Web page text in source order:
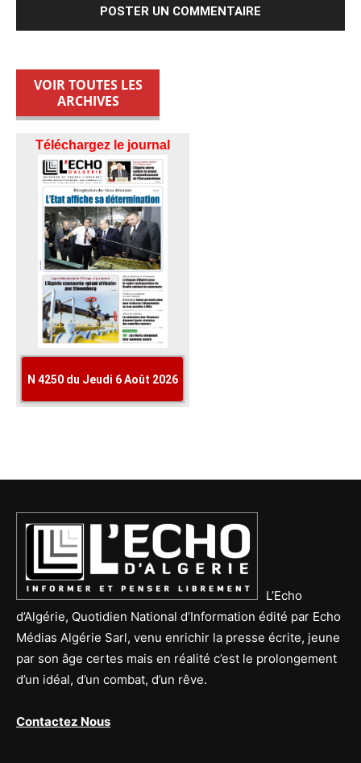
VOIR TOUTES LES
ARCHIVES
L’Echo
d’Algérie, Quotidien National d’Information édité par Echo
Médias Algérie Sarl, venu enrichir la presse écrite, jeune
par son âge certes mais en réalité c’est le prolongement
d’un idéal, d’un combat, d’un rêve.
Contactez Nous